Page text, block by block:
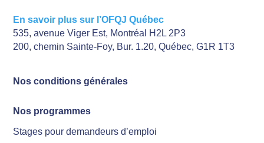
En savoir plus sur l’OFQJ Québec
535, avenue Viger Est, Montréal H2L 2P3
200, chemin Sainte-Foy, Bur. 1.20, Québec, G1R 1T3
Nos conditions générales
Nos programmes
Stages pour demandeurs d’emploi